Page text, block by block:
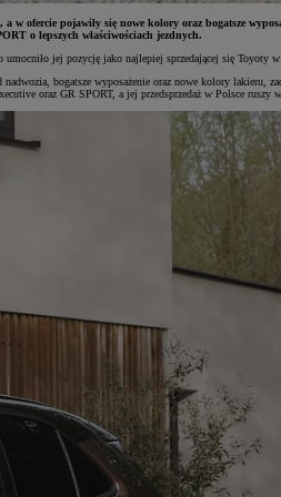
ofercie pojawiły się nowe kolory oraz bogatsze
o lepszych właściwościach jezdnych.
jej pozycję jako najlepiej sprzedającej się Toyoty
bogatsze wyposażenie oraz nowe kolory lakieru,
oraz GR SPORT, a jej przedsprzedaż w Polsce ruszy